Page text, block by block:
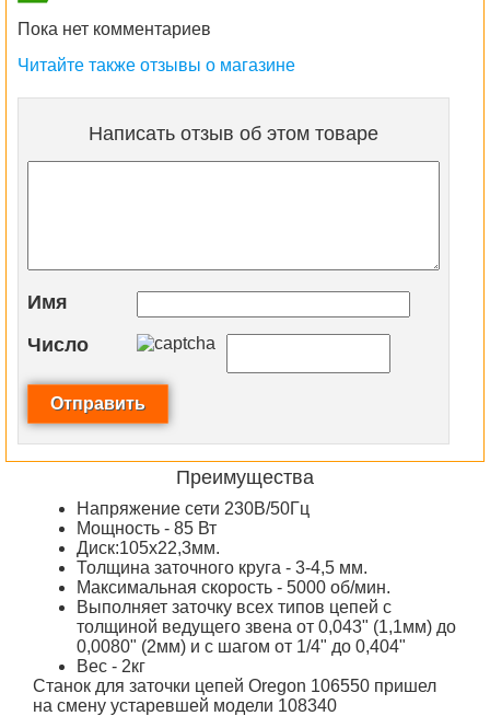
Пока нет комментариев
Читайте также отзывы о магазине
Написать отзыв об этом товаре
Имя
Число
Преимущества
Напряжение сети 230В/50Гц
Мощность - 85 Вт
Диск:105х22,3мм.
Толщина заточного круга - 3-4,5 мм.
Максимальная скорость - 5000 об/мин.
Выполняет заточку всех типов цепей с
толщиной ведущего звена от 0,043" (1,1мм) до
0,0080" (2мм) и с шагом от 1/4" до 0,404"
Вес - 2кг
Станок для заточки цепей Oregon 106550 пришел
на смену устаревшей модели 108340